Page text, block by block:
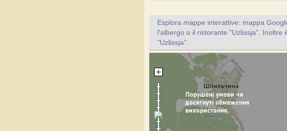
Esplora mappe interattive: mappa
l'albergo o il ristorante "Uzlissja".
"Uzlissja".